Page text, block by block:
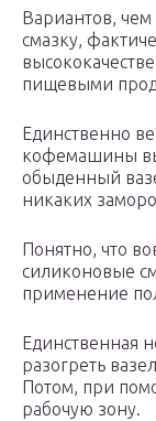
Вариантов,
смазку,
пищевыми
Единственно
кофемашины
обыденный
никаких
Понятно, что
силиконовые
применение
Единственная
разогреть
Потом, при
рабочую зону.